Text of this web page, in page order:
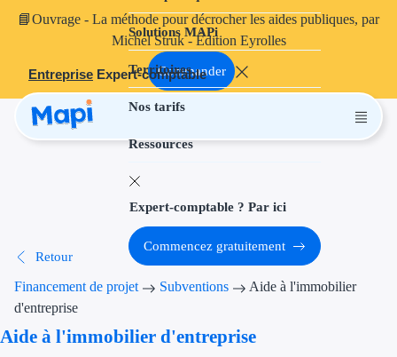
📘Ouvrage - La méthode pour décrocher les aides publiques, par
Michel Struk - Édition Eyrolles
Commander
Entreprise Expert-comptable
Solutions MAPi
Territoires
Nos tarifs
Ressources
Projets finançables
Aides à
Aides
Thématiques
Financement
Expert-comptable ? Par ici
Commencez gratuitement
Retour
Financement de projet Subventions
Aide à l'immobilier
d'entreprise
Aide à l'immobilier d'entreprise